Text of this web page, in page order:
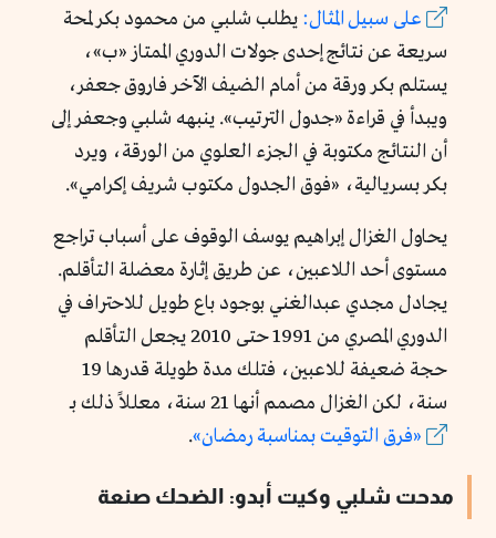
على سبيلالمثال: يطلب شلبي من محمود بكر لمحة
سريعة عن نتائج إحدى جولات الدوري الممتاز «ب»،
يستلم بكر ورقة من أمام الضيف الآخر فاروق جعفر،
ويبدأ في قراءة «جدول الترتيب». ينبهه شلبي وجعفر إلى
أن النتائج مكتوبة في الجزء العلوي من الورقة، ويرد
بكر بسريالية، «فوق الجدول مكتوب شريف إكرامي».
يحاول الغزال إبراهيم يوسف الوقوف على أسباب تراجع
مستوى أحد اللاعبين، عن طريق إثارة معضلة التأقلم.
يجادل مجدي عبدالغني بوجود باع طويل للاحتراف في
الدوري المصري من 1991 حتى 2010 يجعل التأقلم
حجة ضعيفة للاعبين، فتلك مدة طويلة قدرها 19
سنة، لكن الغزال مصمم أنها 21 سنة، معللاً ذلك بـ
«فرق التوقيتبمناسبة رمضان».
مدحت شلبي وكيت أبدو: الضحك صنعة